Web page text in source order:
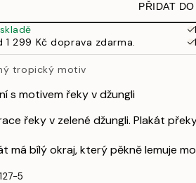
PŘIDAT
1 299 Kč doprava zdarma.
tropický motiv
s motivem řeky v džungli
řeky v zelené džungli. Plakát
má bílý okraj, který pěkně lemuje
5